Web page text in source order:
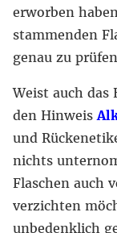
erworben
stammenden
genau zu
Weist auch
den Hinweis
und
nichts
Flaschen auch
verzichten
unbedenklich